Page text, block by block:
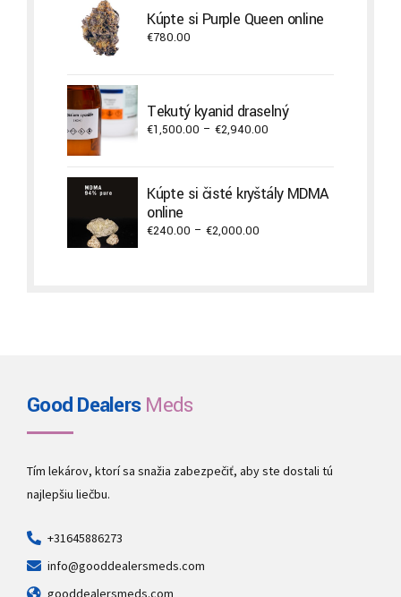
Kúpte si Purple Queen online
€780.00
Tekutý kyanid draselný
€1,500.00 – €2,940.00
through
€2,940.00
Kúpte si čisté kryštály MDMA
online
€240.00 – €2,000.00
Good DealersMeds
Tím lekárov, ktorí sa snažia zabezpečiť, aby ste dostali tú
najlepšiu liečbu.
+31645886273
info@gooddealersmeds.com
gooddealersmeds.com